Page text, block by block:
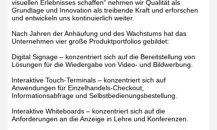
visuellen Erlebnisses schaffen“ nehmen wir Qualität als
Grundlage und Innovation als treibende Kraft und erforschen
und entwickeln uns kontinuierlich weiter.
Nach Jahren der Anhäufung und des Wachstums hat das
Unternehmen vier große Produktportfolios gebildet:
Digital Signage – konzentriert sich auf die Bereitstellung von
Lösungen für die Wiedergabe von Video- und Bildwerbung.
Interaktive Touch-Terminals – konzentriert sich auf
Anwendungen für Einzelhandels-Checkout,
Informationsabfrage und Selbstbedienungsbestellung.
Interaktive Whiteboards – konzentriert sich auf die
Anforderungen an die Anzeige in Lehre und Konferenzen.